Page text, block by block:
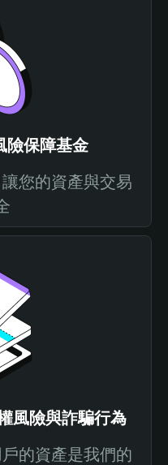
保障基金
您的資產與交易
風險與詐騙行為
的資產是我們的